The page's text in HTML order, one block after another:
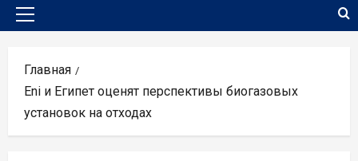
Основное
Главная
Eni и Египет оценят перспективы биогазовых
установок на отходах